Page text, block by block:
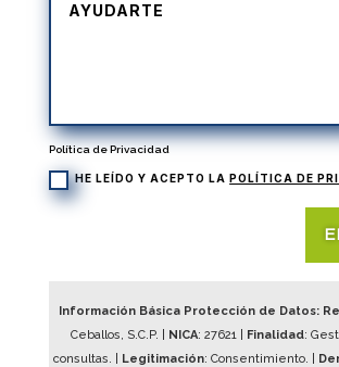
Política de Privacidad
HE LEÍDO Y ACEPTO LA POLÍTICA DE
Información Básica Protección de Datos:
Ceballos, S.C.P. |
NICA: 27621| Finalidad:
consultas. |
Legitimación: Consentimiento. |